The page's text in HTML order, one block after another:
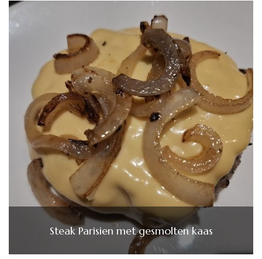
Steak Parisien met gesmolten kaas